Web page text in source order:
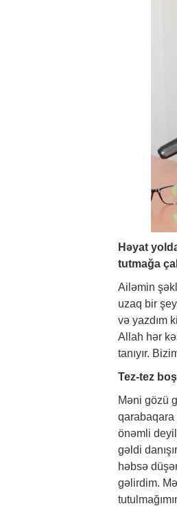
Həyat
tutmağa
Ailəmin
uzaq bir
və yazdım
Allah hər
tanıyır.
Tez-tez
Məni gözü
qarabaqara
önəmli
gəldi
həbsə
gəlirdim.